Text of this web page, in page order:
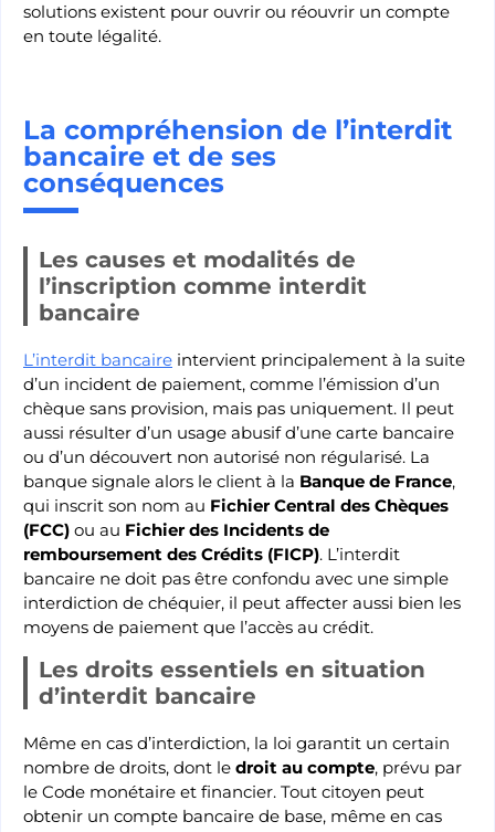
solutions existent pour ouvrir ou réouvrir un compte
en toute légalité.
La compréhension de l’interdit
bancaire et de ses
conséquences
Les causes et modalités de
l’inscription comme interdit
bancaire
L’interdit bancaire intervient principalement à la suite
d’un incident de paiement, comme l’émission d’un
chèque sans provision, mais pas uniquement. Il peut
aussi résulter d’un usage abusif d’une carte bancaire
ou d’un découvert non autorisé non régularisé. La
banque signale alors le client à la Banque de France,
qui inscrit son nom au Fichier Central des Chèques
(FCC) ou au Fichier des Incidents de
remboursement des Crédits (FICP). L’interdit
bancaire ne doit pas être confondu avec une simple
interdiction de chéquier, il peut affecter aussi bien les
moyens de paiement que l’accès au crédit.
Les droits essentiels en situation
d’interdit bancaire
Même en cas d’interdiction, la loi garantit un certain
nombre de droits, dont le droit au compte, prévu par
le Code monétaire et financier. Tout citoyen peut
obtenir un compte bancaire de base, même en cas